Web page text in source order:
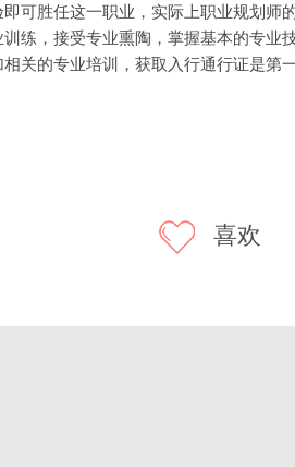
胜任这一职业，实际上职业规划师
练，接受专业熏陶，掌握基本的专
关的专业培训，获取入行通行证是第一
喜欢